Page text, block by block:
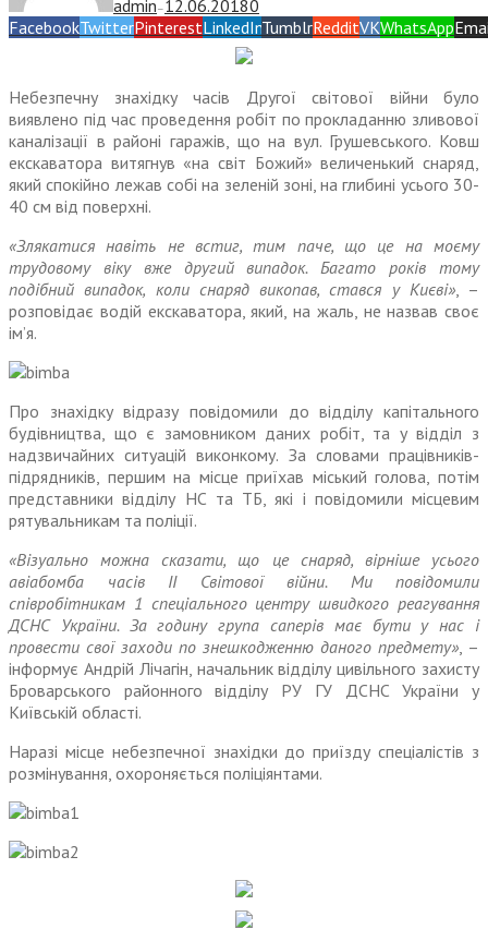
admin — 12.06.20180
FacebookTwitterPinterestLinkedInTumblrRedditVKWhatsApp
Небезпечну знахідку часів Другої світової війни було
виявлено під час проведення робіт по прокладанню зливової
каналізації в районі гаражів, що на вул. Грушевського. Ковш
екскаватора витягнув «на світ Божий» величенький снаряд,
який спокійно лежав собі на зеленій зоні, на глибині усього 30-
40 см від поверхні.
«Злякатися навіть не встиг, тим паче, що це на моєму
трудовому віку вже другий випадок. Багато років тому
подібний випадок, коли снаряд викопав, стався у Києві», –
розповідає водій екскаватора, який, на жаль, не назвав своє
ім’я.
Про знахідку відразу повідомили до відділу капітального
будівництва, що є замовником даних робіт, та у відділ з
надзвичайних ситуацій виконкому. За словами працівників-
підрядників, першим на місце приїхав міський голова, потім
представники відділу НС та ТБ, які і повідомили місцевим
рятувальникам та поліції.
«Візуально можна сказати, що це снаряд, вірніше усього
авіабомба часів ІІ Світової війни. Ми повідомили
співробітникам 1 спеціального центру швидкого реагування
ДСНС України. За годину група саперів має бути у нас і
провести свої заходи по знешкодженню даного предмету», –
інформує Андрій Лічагін, начальник відділу цивільного захисту
Броварського районного відділу РУ ГУ ДСНС України у
Київській області.
Наразі місце небезпечної знахідки до приїзду спеціалістів з
розмінування, охороняється поліціянтами.